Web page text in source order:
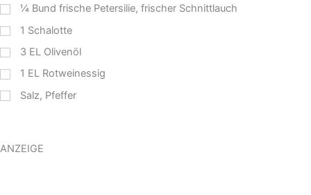
¼ Bund frische Petersilie, frischer Schnittlauch
1 Schalotte
3 EL Olivenöl
1 EL Rotweinessig
Salz, Pfeffer
ANZEIGE